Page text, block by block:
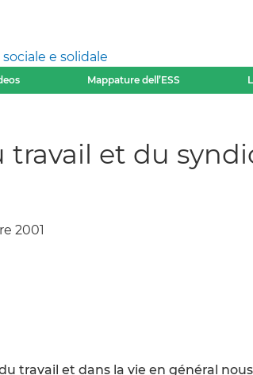
e solidale
Mappature dell’ESS
et du
2001
travail et dans la vie en général